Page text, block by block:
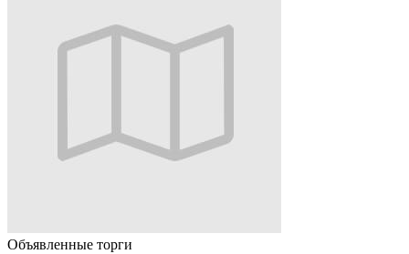
Объявленные торги